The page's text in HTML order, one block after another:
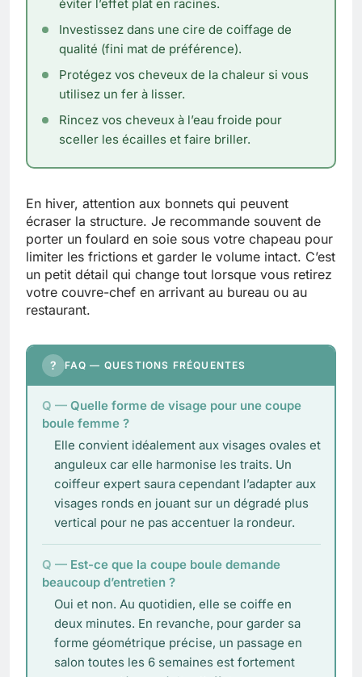
éviter l’effet plat en racines.
Investissez dans une cire de coiffage de
qualité (fini mat de préférence).
Protégez vos cheveux de la chaleur si vous
utilisez un fer à lisser.
Rincez vos cheveux à l’eau froide pour
sceller les écailles et faire briller.
En hiver, attention aux bonnets qui peuvent
écraser la structure. Je recommande souvent de
porter un foulard en soie sous votre chapeau pour
limiter les frictions et garder le volume intact. C’est
un petit détail qui change tout lorsque vous retirez
votre couvre-chef en arrivant au bureau ou au
restaurant.
? FAQ — QUESTIONS FRÉQUENTES
Quelle forme de visage pour une coupe
boule femme ?
Elle convient idéalement aux visages ovales et
anguleux car elle harmonise les traits. Un
coiffeur expert saura cependant l’adapter aux
visages ronds en jouant sur un dégradé plus
vertical pour ne pas accentuer la rondeur.
Est-ce que la coupe boule demande
beaucoup d’entretien ?
Oui et non. Au quotidien, elle se coiffe en
deux minutes. En revanche, pour garder sa
forme géométrique précise, un passage en
salon toutes les 6 semaines est fortement